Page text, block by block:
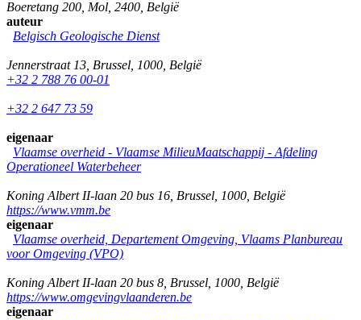
Boeretang 200 Mol 2400 België
auteur
Belgisch Geologische Dienst
Jennerstraat 13 Brussel 1000 België
+32 2 788 76 00-01
+32 2 647 73 59
eigenaar
Vlaamse overheid - Vlaamse MilieuMaatschappij - Afdeling
Operationeel Waterbeheer
Koning Albert II-laan 20 bus 16 Brussel 1000 België
https://www.vmm.be
eigenaar
Vlaamse overheid, Departement Omgeving, Vlaams Planbureau
voor Omgeving (VPO)
Koning Albert II-laan 20 bus 8 Brussel 1000 België
https://www.omgevingvlaanderen.be
eigenaar